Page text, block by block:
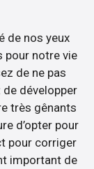
de nos yeux
pour notre vie
de ne pas
développer
très gênants
d’opter pour
pour corriger
important de